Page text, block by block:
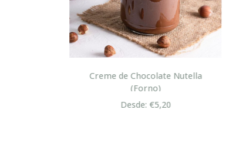
Creme de Chocolate Nutella
(Forno)
Desde: €5,20